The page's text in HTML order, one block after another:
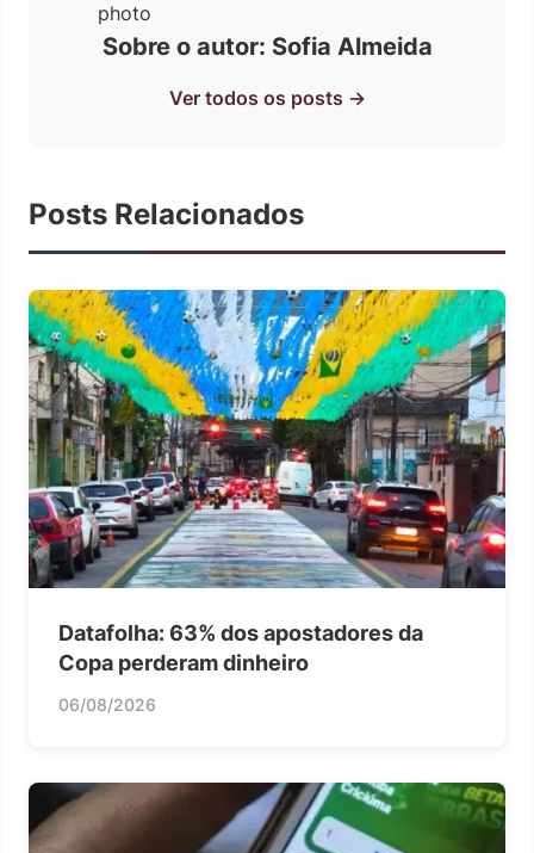
Sobre o autor: Sofia Almeida
Ver todos os posts →
Posts Relacionados
Datafolha: 63% dos apostadores da
Copa perderam dinheiro
06/08/2026